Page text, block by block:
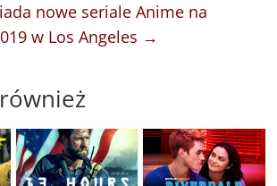
nowe seriale Anime na
w Los Angeles →